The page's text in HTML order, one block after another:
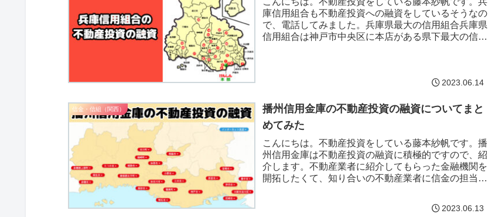
庫信用組合も不動産投資への融資をしているそうなの
で、電話してみました。兵庫県最大の信用組合兵庫県
信用組合は神戸市中央区に本店がある県下最大の信用
2023.06.14
信金・信組（関西）
播州信用金庫の不動産投資の融資についてまと
めてみた
こんにちは。不動産投資をしている藤本紗帆です。播
州信用金庫は不動産投資の融資に積極的ですので、紹
介します。不動産業者に紹介してもらった金融機関を
開拓したくて、知り合いの不動産業者に信金の担当者
2023.06.13